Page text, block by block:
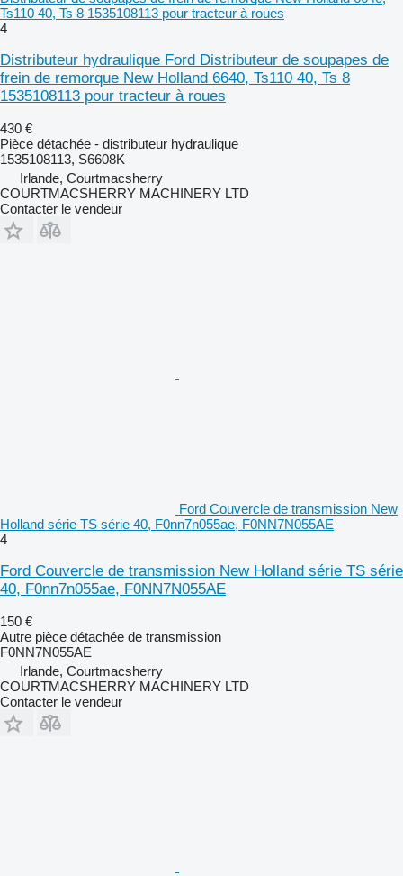
Ts110 40, Ts 8 1535108113 pour tracteur à roues
4
Distributeur hydraulique Ford Distributeur de soupapes de
frein de remorque New Holland 6640, Ts110 40, Ts 8
1535108113 pour tracteur à roues
430 €
Pièce détachée - distributeur hydraulique
1535108113, S6608K
Irlande, Courtmacsherry
COURTMACSHERRY MACHINERY LTD
Contacter le vendeur
Ford Couvercle de transmission New
Holland série TS série 40, F0nn7n055ae, F0NN7N055AE
4
Ford Couvercle de transmission New Holland série TS série
40, F0nn7n055ae, F0NN7N055AE
150 €
Autre pièce détachée de transmission
F0NN7N055AE
Irlande, Courtmacsherry
COURTMACSHERRY MACHINERY LTD
Contacter le vendeur